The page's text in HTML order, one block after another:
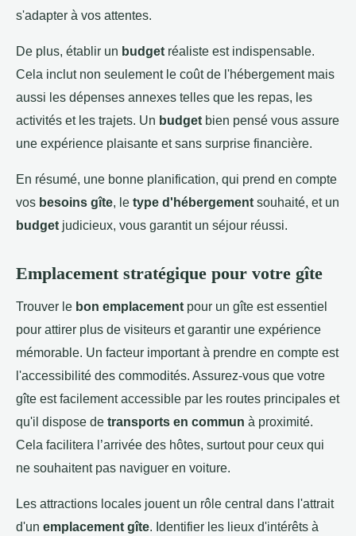
s'adapter à vos attentes.
De plus, établir un budget réaliste est indispensable.
Cela inclut non seulement le coût de l'hébergement mais
aussi les dépenses annexes telles que les repas, les
activités et les trajets. Un budget bien pensé vous assure
une expérience plaisante et sans surprise financière.
En résumé, une bonne planification, qui prend en compte
vos besoins gîte, le type d'hébergement souhaité, et un
budget judicieux, vous garantit un séjour réussi.
Emplacement stratégique pour votre gîte
Trouver le bon emplacement pour un gîte est essentiel
pour attirer plus de visiteurs et garantir une expérience
mémorable. Un facteur important à prendre en compte est
l'accessibilité des commodités. Assurez-vous que votre
gîte est facilement accessible par les routes principales et
qu'il dispose de transports en commun à proximité.
Cela facilitera l’arrivée des hôtes, surtout pour ceux qui
ne souhaitent pas naviguer en voiture.
Les attractions locales jouent un rôle central dans l'attrait
d'un emplacement gîte . Identifier les lieux d'intérêts à